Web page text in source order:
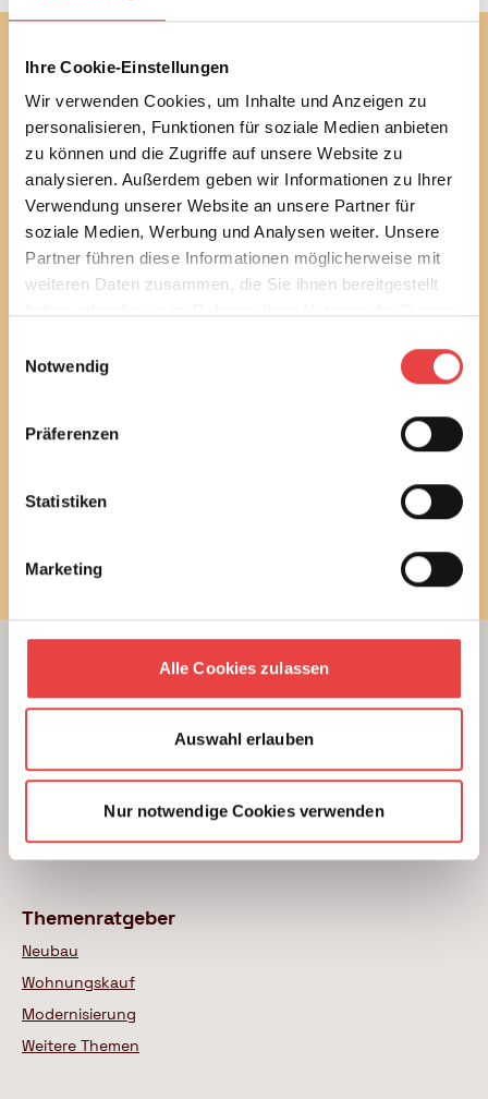
Ihre Cookie-Einstellungen
Wir verwenden Cookies, um Inhalte und Anzeigen zu
personalisieren, Funktionen für soziale Medien anbieten
zu können und die Zugriffe auf unsere Website zu
analysieren. Außerdem geben wir Informationen zu Ihrer
Verwendung unserer Website an unsere Partner für
soziale Medien, Werbung und Analysen weiter. Unsere
Partner führen diese Informationen möglicherweise mit
weiteren Daten zusammen, die Sie ihnen bereitgestellt
Notwendig
Präferenzen
Statistiken
Marketing
Alle Cookies zulassen
Auswahl erlauben
Nur notwendige Cookies verwenden
Abonnieren Sie jetzt unseren
kostenlosen Newsletter
Mit unserem monatlichen Newsletter bleiben Sie bei
bautechnischen und baurechtlichen
Verbraucherthemen immer auf dem Laufenden.
Erfahren Sie außerdem alle aktuellen Termine und
Entwicklungen des Vereins.
Sie können diesen Service in jedem Newsletter wieder
abbestellen.
und stimme diesen zu.
Modernisierung von Bestandsimmobilien
Das BSB Beratungsnetz
Wer sind unsere Experten
Themenratgeber
Neubau
Wohnungskauf
Modernisierung
Weitere Themen